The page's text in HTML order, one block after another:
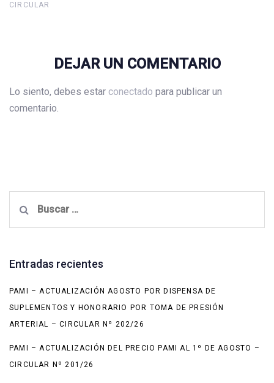
CIRCULAR
DEJAR UN COMENTARIO
Lo siento, debes estar conectado para publicar un
comentario.
Entradas recientes
PAMI – ACTUALIZACIÓN AGOSTO POR DISPENSA DE
SUPLEMENTOS Y HONORARIO POR TOMA DE PRESIÓN
ARTERIAL – CIRCULAR Nº 202/26
PAMI – ACTUALIZACIÓN DEL PRECIO PAMI AL 1º DE AGOSTO –
CIRCULAR Nº 201/26